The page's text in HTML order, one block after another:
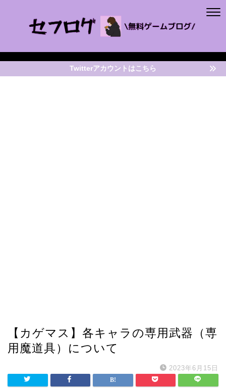
Twitterアカウントはこちら
【カゲマス】各キャラの専用武器（専
用魔道具）について
2023年6月15日